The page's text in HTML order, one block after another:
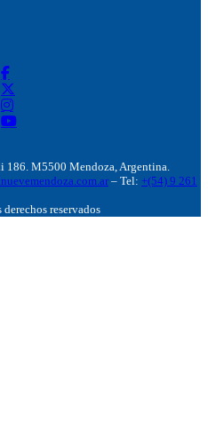
M5500 Mendoza, Argentina.
– Tel: +(54) 9 261
reservados